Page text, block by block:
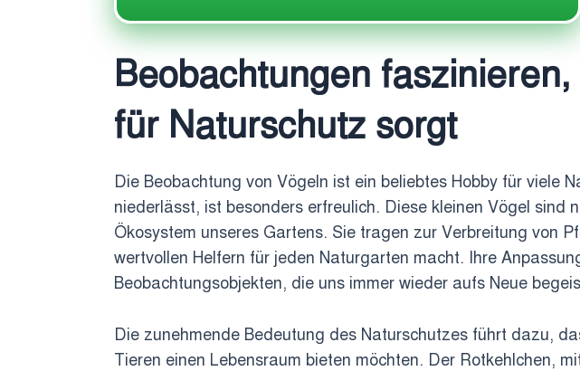
Beobachtungen
für Naturschutz sorgt
Die Beobachtung von Vögeln ist ein beliebtes Hobby für viele
niederlässt, ist besonders erfreulich. Diese kleinen Vögel sind
Ökosystem unseres Gartens. Sie tragen zur Verbreitung von
wertvollen Helfern für jeden Naturgarten macht. Ihre
Beobachtungsobjekten, die uns immer wieder aufs Neue
Die zunehmende Bedeutung des Naturschutzes führt dazu,
Tieren einen Lebensraum bieten möchten. Der Rotkehlchen,